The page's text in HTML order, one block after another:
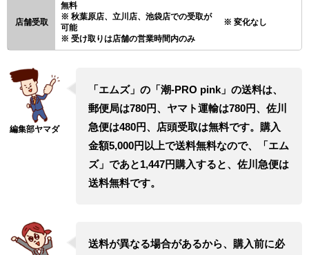
店舗受取
無料
秋葉原店、立川店、池袋店での受取が
可能
受け取りは店舗の営業時間内のみ
変化なし
「エムズ」の「潮-PRO pink」の送料は、
郵便局は780円、ヤマト運輸は780円、佐川
急便は480円、店頭受取は無料です。購入
金額5,000円以上で送料無料なので、「エム
ズ」であと1,447円購入すると、佐川急便は
送料無料です。
送料が異なる場合があるから、購入前に必